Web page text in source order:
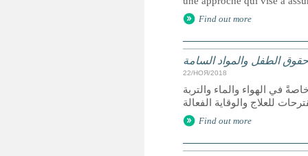
Find out more
الطفل والمواد السامة
22/НОЯ/2018
في الهواء والماء والتربة
Find out more